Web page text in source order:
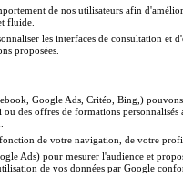
de nos utilisateurs afin
fluide.
les interfaces de consultation et
proposées.
Google Ads, Critéo, Bing,)
des offres de formations
de votre navigation, de votre
Ads) pour mesurer l'audience et
de vos données par Google